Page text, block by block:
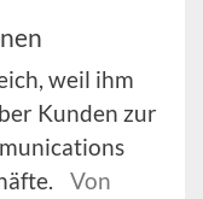
weil ihm
Kunden zur
Von